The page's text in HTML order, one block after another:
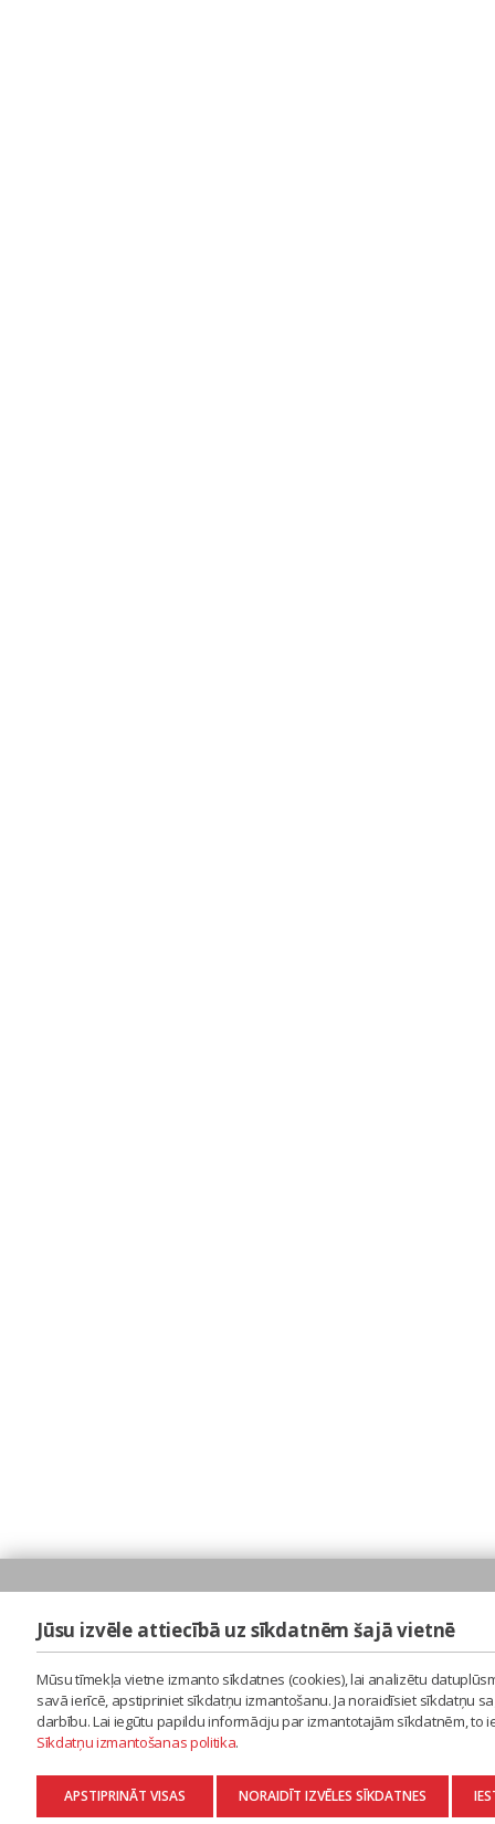
Jūsu izvēle attiecībā uz sīkdatnēm šajā vietnē
Mūsu tīmekļa vietne izmanto sīkdatnes (cookies), lai analizētu
savā ierīcē, apstipriniet sīkdatņu izmantošanu. Ja noraidīsiet sīkdatņu
darbību. Lai iegūtu papildu informāciju par izmantotajām sīkdatnēm,
Sīkdatņu izmantošanas politika.
APSTIPRINĀT VISAS NORAIDĪT IZVĒLES SĪKDATNES